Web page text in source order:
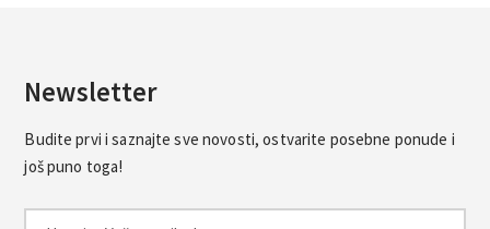
Newsletter
Budite prvi i saznajte sve novosti, ostvarite posebne ponude i
još puno toga!